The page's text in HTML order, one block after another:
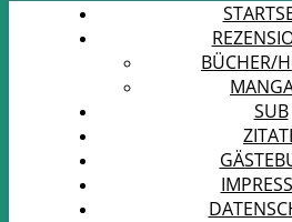
BÜCHER/
SUB